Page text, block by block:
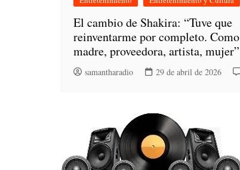
El cambio de Shakira: “Tuve que
reinventarme por completo. Como
madre, proveedora, artista, mujer”
samantharadio 29 de abril de 2026